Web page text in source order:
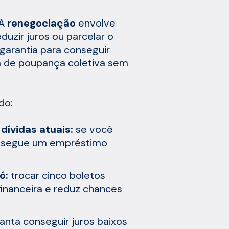
renegociação envolve
juros ou parcelar o
para conseguir
de poupança coletiva sem
atuais: se você
um empréstimo
trocar cinco boletos
e reduz chances
conseguir juros baixos